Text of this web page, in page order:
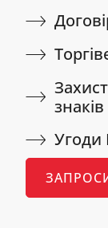
знаків
Угоди